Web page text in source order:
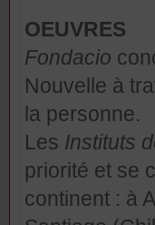
OEUVRES
Fondacio
Nouvelle à
la personne.
Les Instituts
priorité et se
continent : à